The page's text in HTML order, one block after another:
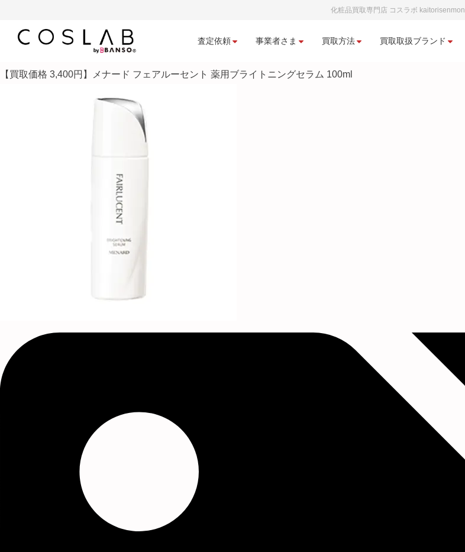
化粧品買取専門店 コスラボ kaitorisenmon
査定依頼 事業者さま 買取方法 買取取扱ブランド
【買取価格 3,400円】メナード フェアルーセント 薬用ブライトニングセラム 100ml